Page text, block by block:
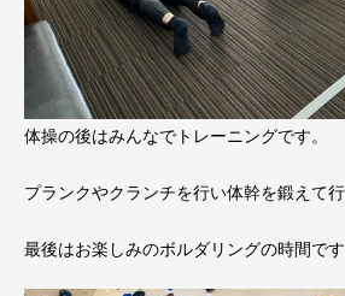
体操の後はみんなでトレーニングです。
プランクやクランチを行い体幹を鍛えて行
最後はお楽しみのボルダリングの時間です